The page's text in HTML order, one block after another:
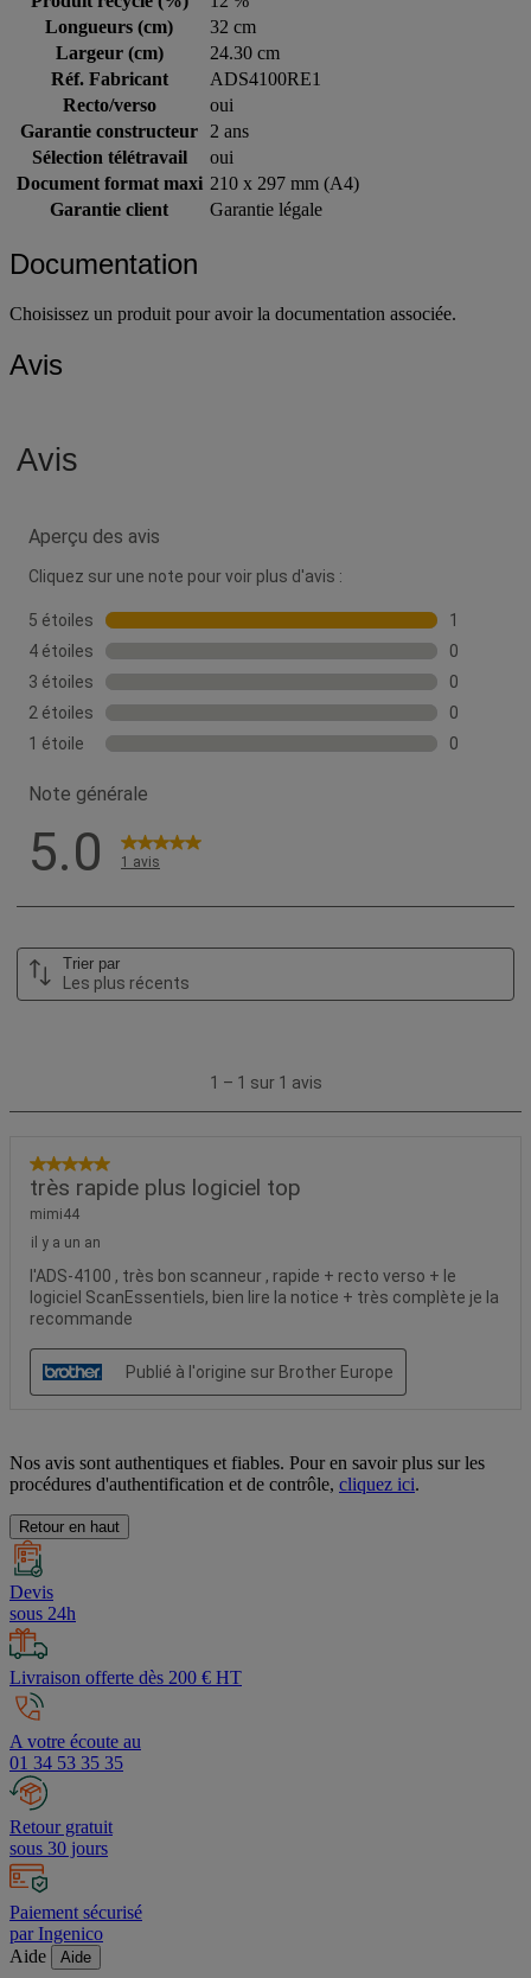
Longueurs (cm)
32 cm
Largeur (cm)
24.30 cm
Réf. Fabricant
ADS4100RE1
Recto/verso
oui
Garantie constructeur
2 ans
Sélection télétravail
oui
Document format maxi 210 x 297 mm (A4)
Garantie client
Garantie légale
Documentation
Choisissez un produit pour avoir la documentation associée.
Avis
Nos avis sont authentiques et fiables. Pour en savoir plus sur les
procédures d'authentification et de contrôle, cliquez ici.
Retour en haut
Devis
sous 24h
Livraison offerte dès 200 € HT
A votre écoute au
01 34 53 35 35
Retour gratuit
sous 30 jours
Paiement sécurisé
par Ingenico
Aide
Aide